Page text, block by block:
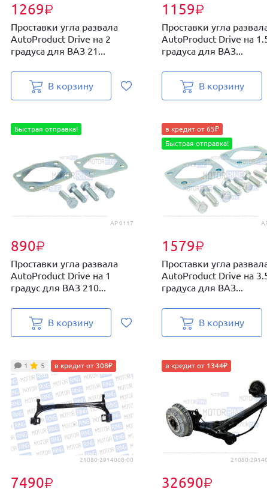
1269₽
Проставки угла развала
AutoProduct Drive на 2
градуса для ВАЗ 21...
В корзину
1159₽
Проставки угла
AutoProduct Drive на
градуса для ВАЗ...
В корзину
AP 0117
890₽
Быстрая отправка!
Проставки угла развала
AutoProduct Drive на 1
градус для ВАЗ 210...
В корзину
1579₽
в кредит от 65₽
Быстрая отправка!
Проставки угла
AutoProduct Drive на
градуса для ВАЗ...
В корзину
21080-2914008-00
7490₽
1 5 в кредит от 308₽
21080-
32690₽
в кредит от 1344₽